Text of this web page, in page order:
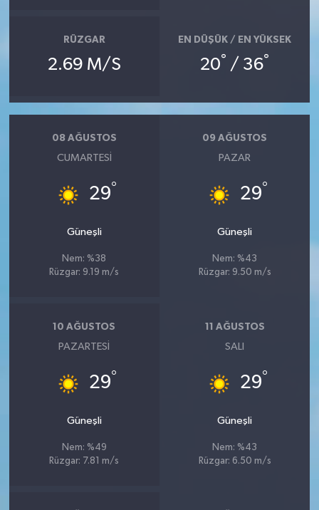
RÜZGAR
2.69 M/S
EN DÜŞÜK / EN YÜKSEK
20° / 36°
08 AĞUSTOS
CUMARTESI
29°
Güneşli
Nem: %38
Rüzgar: 9.19 m/s
09 AĞUSTOS
PAZAR
29°
Güneşli
Nem: %43
Rüzgar: 9.50 m/s
10 AĞUSTOS
PAZARTESI
29°
Güneşli
Nem: %49
Rüzgar: 7.81 m/s
11 AĞUSTOS
SALI
29°
Güneşli
Nem: %43
Rüzgar: 6.50 m/s